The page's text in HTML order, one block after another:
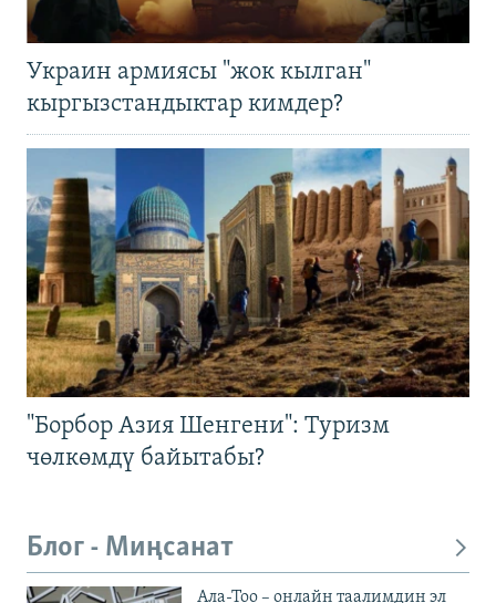
Украин армиясы "жок кылган"
кыргызстандыктар кимдер?
"Борбор Азия Шенгени": Туризм
чөлкөмдү байытабы?
Блог - Миңсанат
Ала-Тоо – онлайн таалимдин эл